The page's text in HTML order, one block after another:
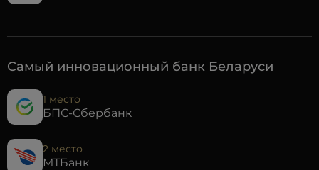
Самый инновационный банк Беларуси
1 место
БПС-Сбербанк
2 место
МТБанк